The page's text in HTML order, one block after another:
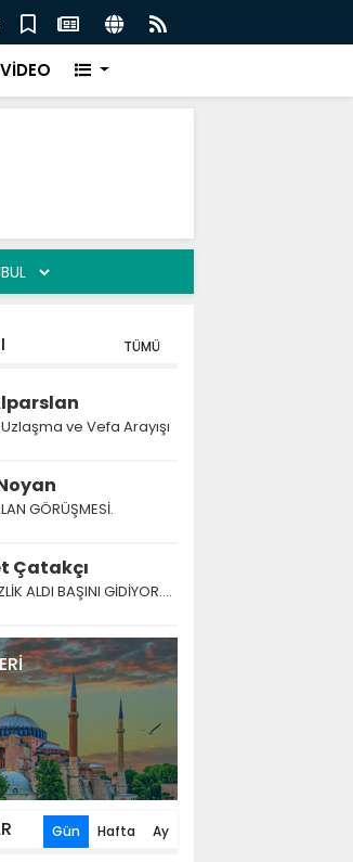
AK Parti'ye katıldı:
VİDEO
TÜMÜ
ve Vefa Arayışı
GÖRÜŞMESİ.
Çatakçı
ALDI BAŞINI GİDİYOR....
Gün Hafta Ay